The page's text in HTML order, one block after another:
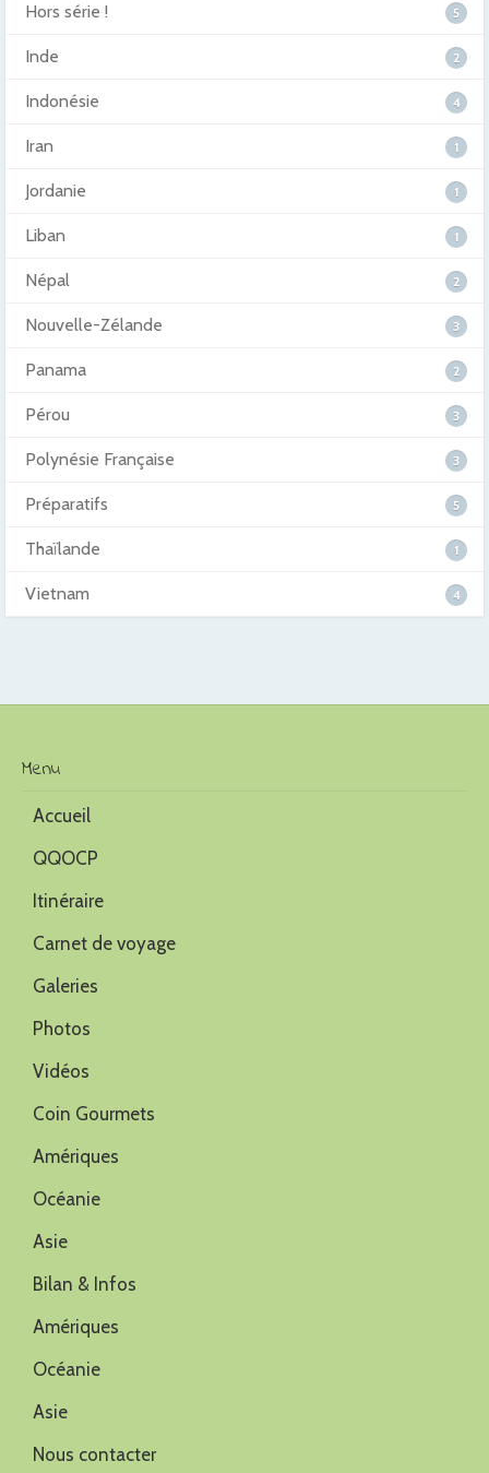
Hors série ! 5
Inde 2
Indonésie 4
Iran 1
Jordanie 1
Liban 1
Népal 2
Nouvelle-Zélande 3
Panama 2
Pérou 3
Polynésie Française 3
Préparatifs 5
Thaïlande 1
Vietnam 4
Menu
Accueil
QQOCP
Itinéraire
Carnet de voyage
Galeries
Photos
Vidéos
Coin Gourmets
Amériques
Océanie
Asie
Bilan & Infos
Amériques
Océanie
Asie
Nous contacter